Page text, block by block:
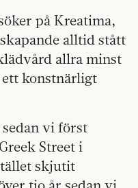
på Kreatima,
alltid stått
allra minst
konstnärligt
vi först
Street i
skjutit